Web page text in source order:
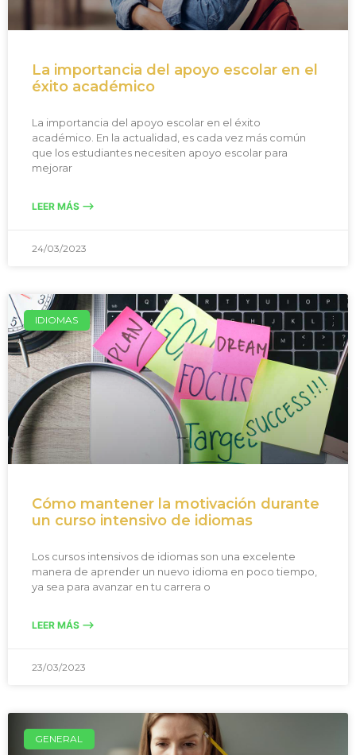
La importancia del apoyo escolar en el
éxito académico
La importancia del apoyo escolar en el éxito
académico. En la actualidad, es cada vez más común
que los estudiantes necesiten apoyo escolar para
mejorar
LEER MÁS -->
24/03/2023
IDIOMAS
Cómo mantener la motivación durante
un curso intensivo de idiomas
Los cursos intensivos de idiomas son una excelente
manera de aprender un nuevo idioma en poco tiempo,
ya sea para avanzar en tu carrera o
LEER MÁS -->
23/03/2023
GENERAL